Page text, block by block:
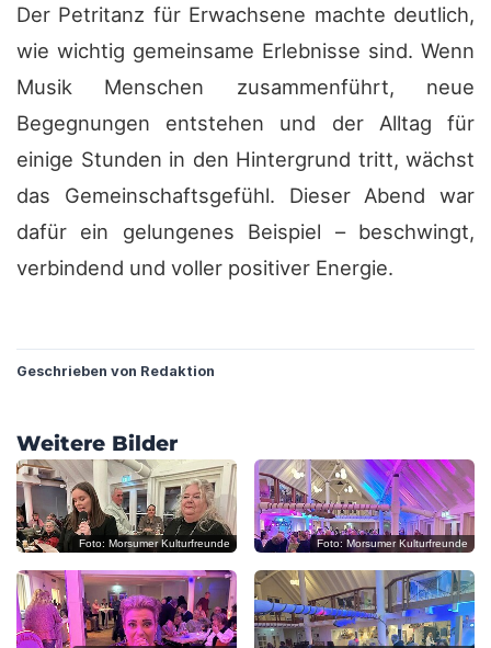
Der Petritanz für Erwachsene machte deutlich,
wie wichtig gemeinsame Erlebnisse sind. Wenn
Musik Menschen zusammenführt, neue
Begegnungen entstehen und der Alltag für
einige Stunden in den Hintergrund tritt, wächst
das Gemeinschaftsgefühl. Dieser Abend war
dafür ein gelungenes Beispiel – beschwingt,
verbindend und voller positiver Energie.
?
?
?
?
?
?
Geschrieben von Redaktion
Weitere Bilder
Foto: Morsumer Kulturfreunde Foto: Morsumer Kulturfreunde